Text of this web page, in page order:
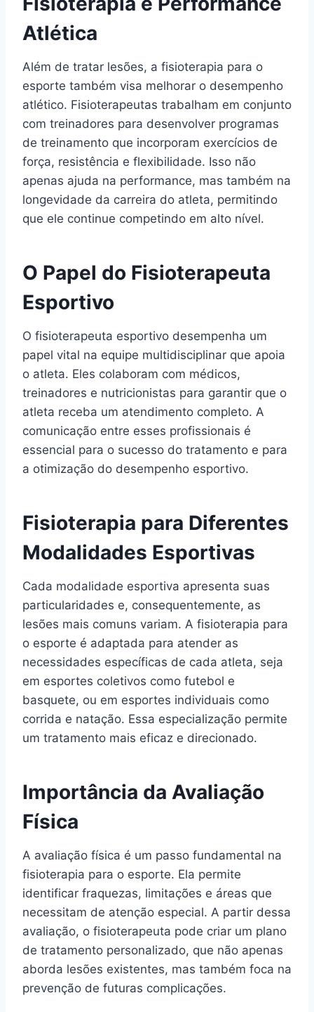
Atlética
Além de tratar lesões, a fisioterapia para o
esporte também visa melhorar o desempenho
atlético. Fisioterapeutas trabalham em conjunto
com treinadores para desenvolver programas
de treinamento que incorporam exercícios de
força, resistência e flexibilidade. Isso não
apenas ajuda na performance, mas também na
longevidade da carreira do atleta, permitindo
que ele continue competindo em alto nível.
O Papel do Fisioterapeuta
Esportivo
O fisioterapeuta esportivo desempenha um
papel vital na equipe multidisciplinar que apoia
o atleta. Eles colaboram com médicos,
treinadores e nutricionistas para garantir que o
atleta receba um atendimento completo. A
comunicação entre esses profissionais é
essencial para o sucesso do tratamento e para
a otimização do desempenho esportivo.
Fisioterapia para Diferentes
Modalidades Esportivas
Cada modalidade esportiva apresenta suas
particularidades e, consequentemente, as
lesões mais comuns variam. A fisioterapia para
o esporte é adaptada para atender as
necessidades específicas de cada atleta, seja
em esportes coletivos como futebol e
basquete, ou em esportes individuais como
corrida e natação. Essa especialização permite
um tratamento mais eficaz e direcionado.
Importância da Avaliação
Física
A avaliação física é um passo fundamental na
fisioterapia para o esporte. Ela permite
identificar fraquezas, limitações e áreas que
necessitam de atenção especial. A partir dessa
avaliação, o fisioterapeuta pode criar um plano
de tratamento personalizado, que não apenas
aborda lesões existentes, mas também foca na
prevenção de futuras complicações.